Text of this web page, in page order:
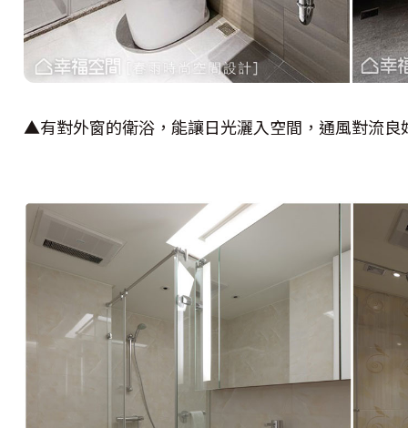
▲有對外窗的衛浴，能讓日光灑入空間，通風對流良